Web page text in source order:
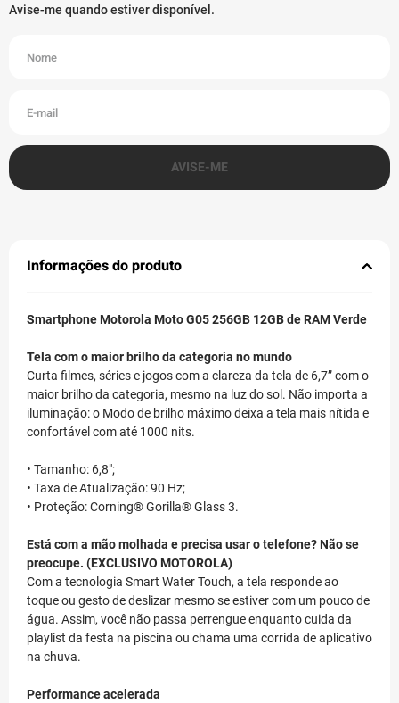
Informações do produto
Smartphone Motorola Moto G05 256GB 12GB de RAM Verde
Tela com o maior brilho da categoria no mundo
Curta filmes, séries e jogos com a clareza da tela de 6,7” com o
maior brilho da categoria, mesmo na luz do sol. Não importa a
iluminação: o Modo de brilho máximo deixa a tela mais nítida e
confortável com até 1000 nits.
• Tamanho: 6,8";
• Taxa de Atualização: 90 Hz;
• Proteção: Corning® Gorilla® Glass 3.
Está com a mão molhada e precisa usar o telefone? Não se
preocupe. (EXCLUSIVO MOTOROLA)
Com a tecnologia Smart Water Touch, a tela responde ao
toque ou gesto de deslizar mesmo se estiver com um pouco de
água. Assim, você não passa perrengue enquanto cuida da
playlist da festa na piscina ou chama uma corrida de aplicativo
na chuva.
Performance acelerada